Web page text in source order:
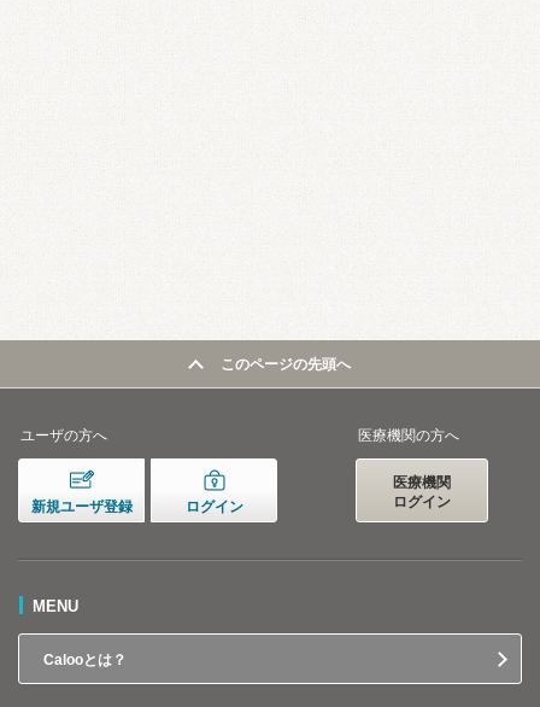
このページの先頭へ
ユーザの方へ
新規ユーザ登録 ログイン
医療機関の方へ
医療機関
ログイン
MENU
Calooとは？